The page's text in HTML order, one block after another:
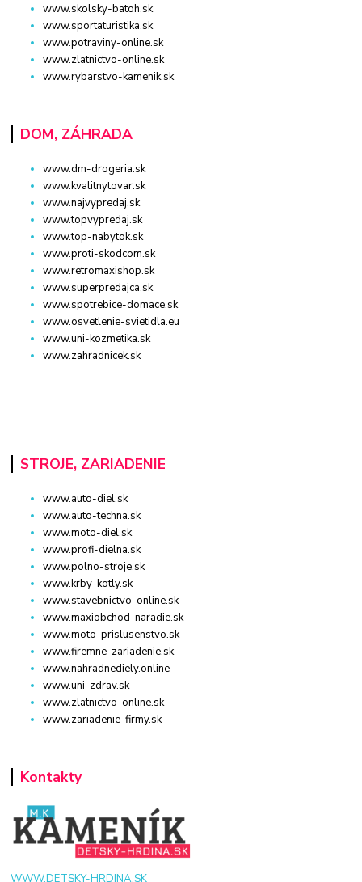
www.skolsky-batoh.sk
www.sportaturistika.sk
www.potraviny-online.sk
www.zlatnictvo-online.sk
www.rybarstvo-kamenik.sk
DOM, ZÁHRADA
www.dm-drogeria.sk
www.kvalitnytovar.sk
www.najvypredaj.sk
www.topvypredaj.sk
www.top-nabytok.sk
www.proti-skodcom.sk
www.retromaxishop.sk
www.superpredajca.sk
www.spotrebice-domace.sk
www.osvetlenie-svietidla.eu
www.uni-kozmetika.sk
www.zahradnicek.sk
STROJE, ZARIADENIE
www.auto-diel.sk
www.auto-techna.sk
www.moto-diel.sk
www.profi-dielna.sk
www.polno-stroje.sk
www.krby-kotly.sk
www.stavebnictvo-online.sk
www.maxiobchod-naradie.sk
www.moto-prislusenstvo.sk
www.firemne-zariadenie.sk
www.nahradnediely.online
www.uni-zdrav.sk
www.zlatnictvo-online.sk
www.zariadenie-firmy.sk
Kontakty
WWW.DETSKY-HRDINA.SK